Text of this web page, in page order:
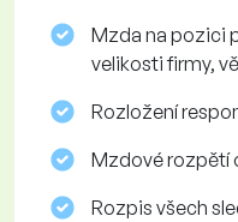
Mzda na pozici
velikosti firmy,
Rozložení
Mzdové rozpětí
Rozpis všech